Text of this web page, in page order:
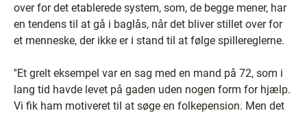
over for det etablerede system, som, de begge mener, har
en tendens til at gå i baglås, når det bliver stillet over for
et menneske, der ikke er i stand til at følge spillereglerne.
''Et grelt eksempel var en sag med en mand på 72, som i
lang tid havde levet på gaden uden nogen form for hjælp.
Vi fik ham motiveret til at søge en folkepension. Men det